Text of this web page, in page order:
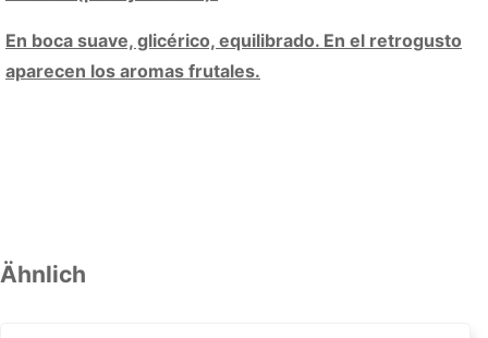
En boca suave, glicérico, equilibrado. En el retrogusto
aparecen los aromas frutales.
Ähnlich